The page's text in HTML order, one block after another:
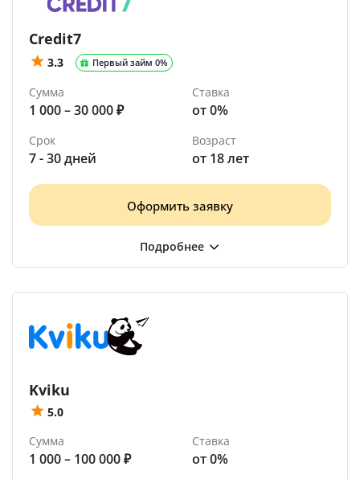
Credit7
3.3 Первый займ 0%
Сумма
1 000 – 30 000 ₽
Ставка
от 0%
Срок
7 - 30 дней
Возраст
от 18 лет
Оформить заявку
Kviku
5.0
Сумма
1 000 – 100 000 ₽
Ставка
от 0%